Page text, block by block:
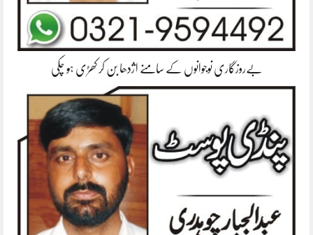
بےروزگاری نوجوانوں کے سامنے اژدھا بن کر کھڑی ہو چکی